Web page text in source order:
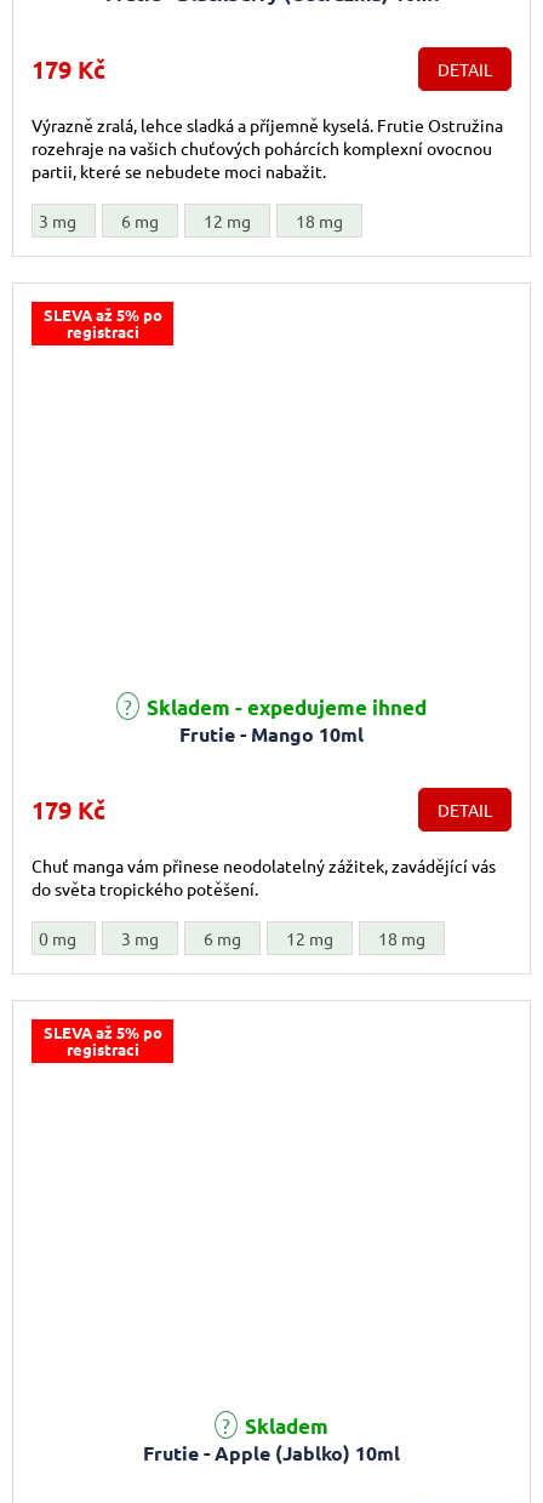
179 Kč DETAIL
Výrazně zralá, lehce sladká a příjemně kyselá. Frutie Ostružina
rozehraje na vašich chuťových pohárcích komplexní ovocnou
partii, které se nebudete moci nabažit.
3 mg 6 mg 12 mg 18 mg
SLEVA až 5% po
registraci
Frutie - Mango 10ml
Průměrné hodnocení produktu je 4,7 z 5 hvězdiček.
Skladem - expedujeme ihned
179 Kč DETAIL
Chuť manga vám přinese neodolatelný zážitek, zavádějící vás
do světa tropického potěšení.
0 mg 3 mg 6 mg 12 mg 18 mg
SLEVA až 5% po
registraci
Frutie - Apple (Jablko) 10ml
Průměrné hodnocení produktu je 5,0 z 5 hvězdiček.
Skladem